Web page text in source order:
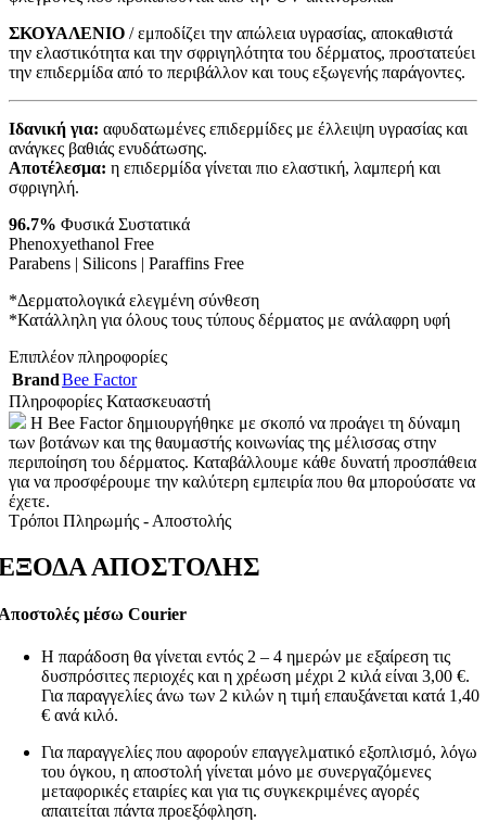
ΣΚΟΥΑΛΕΝΙΟ / εμποδίζει την απώλεια υγρασίας, αποκαθιστά
την ελαστικότητα και την σφριγηλότητα του δέρματος, προστατεύει
την επιδερμίδα από το περιβάλλον και τους εξωγενής παράγοντες.
Ιδανική για: αφυδατωμένες επιδερμίδες με έλλειψη υγρασίας και
ανάγκες βαθιάς ενυδάτωσης.
Αποτέλεσμα: η επιδερμίδα γίνεται πιο ελαστική, λαμπερή και
σφριγηλή.
96.7% Φυσικά Συστατικά
Phenoxyethanol Free
Parabens | Silicons | Paraffins Free
*Δερματολογικά ελεγμένη σύνθεση
*Κατάλληλη για όλους τους τύπους δέρματος με ανάλαφρη υφή
Επιπλέον πληροφορίες
BrandBee Factor
Πληροφορίες Κατασκευαστή
H Bee Factor δημιουργήθηκε με σκοπό να προάγει τη δύναμη
των βοτάνων και της θαυμαστής κοινωνίας της μέλισσας στην
περιποίηση του δέρματος. Καταβάλλουμε κάθε δυνατή προσπάθεια
για να προσφέρουμε την καλύτερη εμπειρία που θα μπορούσατε να
έχετε.
Τρόποι Πληρωμής - Αποστολής
ΑΠΟΣΤΟΛΗΣ
μέσω Courier
Η παράδοση θα γίνεται εντός 2 – 4 ημερών με εξαίρεση τις
δυσπρόσιτες περιοχές και η χρέωση μέχρι 2 κιλά είναι 3,00 €.
Για παραγγελίες άνω των 2 κιλών η τιμή επαυξάνεται κατά 1,40
€ ανά κιλό.
Για παραγγελίες που αφορούν επαγγελματικό εξοπλισμό, λόγω
του όγκου, η αποστολή γίνεται μόνο με συνεργαζόμενες
μεταφορικές εταιρίες και για τις συγκεκριμένες αγορές
απαιτείται πάντα προεξόφληση.